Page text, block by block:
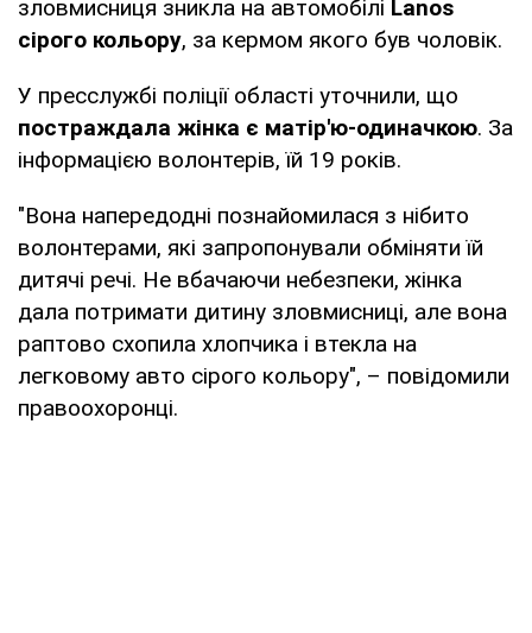
зловмисниця зникла на автомобілі Lanos
сірого кольору, за кермом якого був чоловік.
У пресслужбі поліції області уточнили, що
постраждала жінка є матір'ю-одиначкою. За
інформацією волонтерів, їй 19 років.
"Вона напередодні познайомилася з нібито
волонтерами, які запропонували обміняти їй
дитячі речі. Не вбачаючи небезпеки, жінка
дала потримати дитину зловмисниці, але вона
раптово схопила хлопчика і втекла на
легковому авто сірого кольору", – повідомили
правоохоронці.